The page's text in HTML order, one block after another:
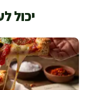
יכול